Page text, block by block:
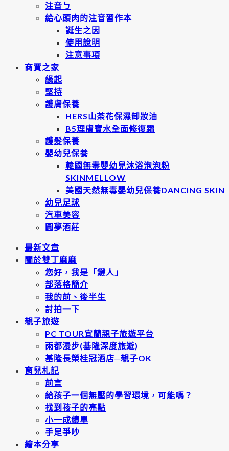
注音ㄅ
給心頭肉的注音習作本
誕生之因
使用說明
注意事項
商賈之家
緣起
堅持
護膚保養
HERS山茶花保濕卸妝油
B5理膚寶水全面修復霜
護髮保養
嬰幼兒保養
韓國無毒嬰幼兒沐浴泡泡粉
SKINMELLOW
美國天然無毒嬰幼兒保養DANCING SKIN
幼兒足球
汽車美容
圓夢酒莊
最新文章
關於雙丁麻麻
您好，我是「鍵人」
部落格簡介
我的前、後半生
討拍一下
親子旅遊
PC TOUR宜蘭親子旅遊平台
雨都漫步(基隆深度旅遊)
基隆長榮桂冠酒店─親子OK
育兒札記
前言
給孩子一個無壓的學習環境，可能嗎？
找到孩子的亮點
小一成績單
手足爭吵
繪本分享